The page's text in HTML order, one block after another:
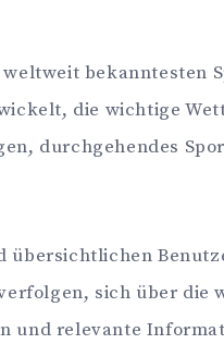
bekanntesten
die wichtige
durchgehendes
übersichtlichen
sich über die
und relevante